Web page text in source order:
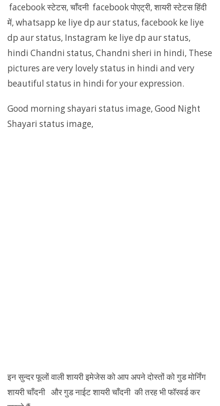
facebook स्टेटस, चाँदनी facebook पोएट्री, शायरी स्टेटस हिंदी
में, whatsapp ke liye dp aur status, facebook ke liye
dp aur status, Instagram ke liye dp aur status,
hindi Chandni status, Chandni sheri in hindi, These
pictures are very lovely status in hindi and very
beautiful status in hindi for your expression.
Good morning shayari status image, Good Night
Shayari status image,
इन सुन्दर फूलों वाली शायरी इमेजेस को आप अपने दोस्तों को गुड मोर्निंग
शायरी चाँदनी और गुड नाईट शायरी चाँदनी की तरह भी फॉरवर्ड कर